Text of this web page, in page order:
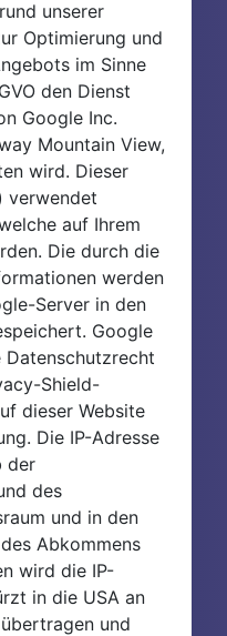
unserer
Optimierung und
im Sinne
den Dienst
Google Inc.
Mountain View,
wird. Dieser
verwendet
auf Ihrem
Die durch die
werden
Server in den
Google
Datenschutzrecht
Shield-
dieser Website
Die IP-Adresse
der
des
und in den
Abkommens
wird die IP-
in die USA an
und